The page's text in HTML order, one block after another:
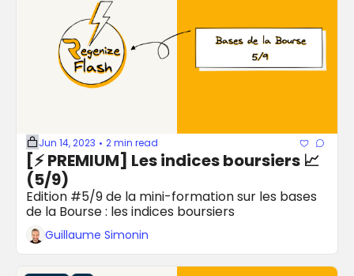
Jun 14, 2023 • 2 min read
[⚡️ PREMIUM] Les indices boursiers 📈
(5/9)
Edition #5/9 de la mini-formation sur les bases
de la Bourse : les indices boursiers
Guillaume Simonin